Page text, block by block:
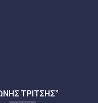
ΤΡΙΤΣΗΣ”